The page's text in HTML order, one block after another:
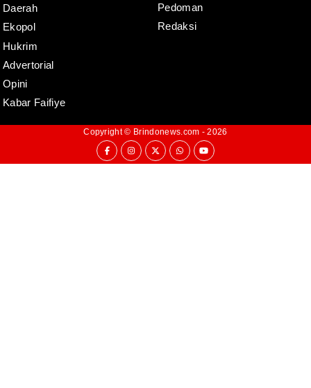
Daerah
Ekopol
Hukrim
Advertorial
Opini
Kabar Faifiye
Pedoman
Redaksi
Copyright © Brindonews.com - 2026